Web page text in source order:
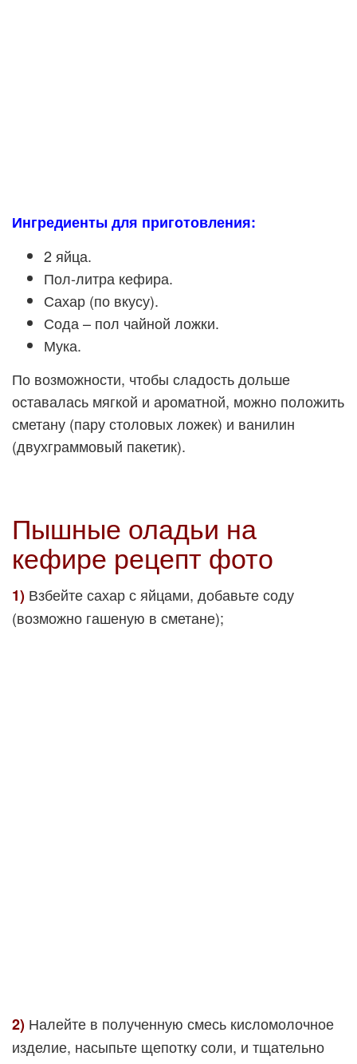
Ингредиенты для приготовления:
2 яйца.
Пол-литра кефира.
Сахар (по вкусу).
Сода – пол чайной ложки.
Мука.
По возможности, чтобы сладость дольше
оставалась мягкой и ароматной, можно положить
сметану (пару столовых ложек) и ванилин
(двухграммовый пакетик).
Пышные оладьи на
кефире рецепт фото
1) Взбейте сахар с яйцами, добавьте соду
(возможно гашеную в сметане);
2) Налейте в полученную смесь кисломолочное
изделие, насыпьте щепотку соли, и тщательно